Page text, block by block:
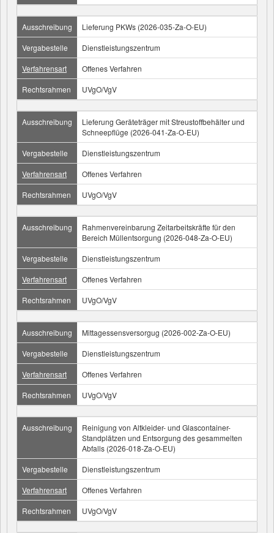
Ausschreibung
Lieferung PKWs (2026-035-Za-O-EU)
Vergabestelle
Dienstleistungszentrum
Verfahrensart
Offenes Verfahren
Rechtsrahmen
UVgO/VgV
Ausschreibung
Lieferung Geräteträger mit Streustoffbehälter und
Schneepflüge (2026-041-Za-O-EU)
Vergabestelle
Dienstleistungszentrum
Verfahrensart
Offenes Verfahren
Rechtsrahmen
UVgO/VgV
Ausschreibung
Rahmenvereinbarung Zeitarbeitskräfte für den
Bereich Müllentsorgung (2026-048-Za-O-EU)
Vergabestelle
Dienstleistungszentrum
Verfahrensart
Offenes Verfahren
Rechtsrahmen
UVgO/VgV
Ausschreibung
Mittagessensversorgug (2026-002-Za-O-EU)
Vergabestelle
Dienstleistungszentrum
Verfahrensart
Offenes Verfahren
Rechtsrahmen
UVgO/VgV
Ausschreibung
Reinigung von Altkleider- und Glascontainer-
Standplätzen und Entsorgung des gesammelten
Abfalls (2026-018-Za-O-EU)
Vergabestelle
Dienstleistungszentrum
Verfahrensart
Offenes Verfahren
Rechtsrahmen
UVgO/VgV